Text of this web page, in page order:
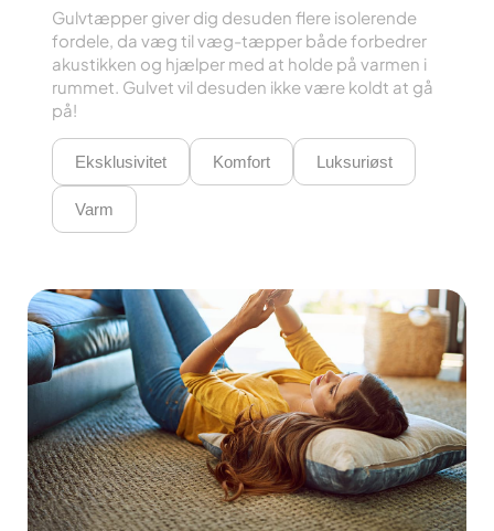
Gulvtæpper giver dig desuden flere isolerende
fordele, da væg til væg-tæpper både forbedrer
akustikken og hjælper med at holde på varmen i
rummet. Gulvet vil desuden ikke være koldt at gå
på!
Eksklusivitet Komfort Luksuriøst
Varm